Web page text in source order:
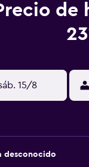
de
15/8
desconocido